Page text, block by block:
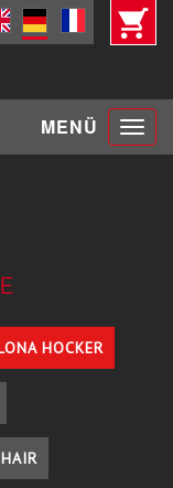
MENÜ Toggle
HOCKER